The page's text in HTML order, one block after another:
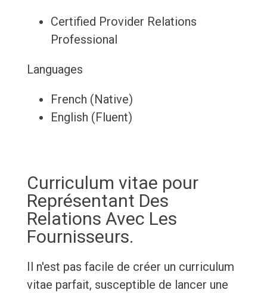
Certified Provider Relations
Professional
Languages
French (Native)
English (Fluent)
Curriculum vitae pour
Représentant Des
Relations Avec Les
Fournisseurs.
Il n'est pas facile de créer un curriculum
vitae parfait, susceptible de lancer une